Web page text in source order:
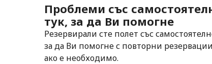
Проблеми със
тук, за да Ви помогне
Резервирали сте полет със
за да Ви помогне с повторни
ако е необходимо.